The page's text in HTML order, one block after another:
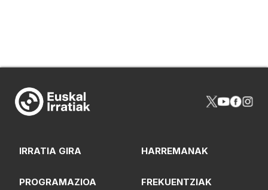
IRRATIA GIRA HARREMANAK
PROGRAMAZIOA FREKUENTZIAK